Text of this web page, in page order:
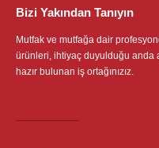
Bizi Yakından Tanıyın
Mutfak ve mutfağa dair
ürünleri, ihtiyaç duyulduğu anda
hazır bulunan iş ortağınızız.